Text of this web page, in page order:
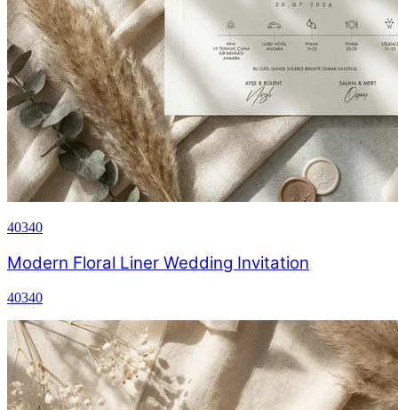
40340
Modern Floral Liner Wedding Invitation
40340